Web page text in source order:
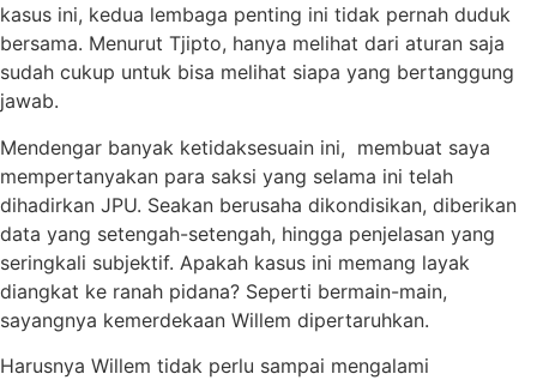
kasus ini, kedua lembaga penting ini tidak pernah duduk
bersama. Menurut Tjipto, hanya melihat dari aturan saja
sudah cukup untuk bisa melihat siapa yang bertanggung
jawab.
Mendengar banyak ketidaksesuain ini, membuat saya
mempertanyakan para saksi yang selama ini telah
dihadirkan JPU. Seakan berusaha dikondisikan, diberikan
data yang setengah-setengah, hingga penjelasan yang
seringkali subjektif. Apakah kasus ini memang layak
diangkat ke ranah pidana? Seperti bermain-main,
sayangnya kemerdekaan Willem dipertaruhkan.
Harusnya Willem tidak perlu sampai mengalami